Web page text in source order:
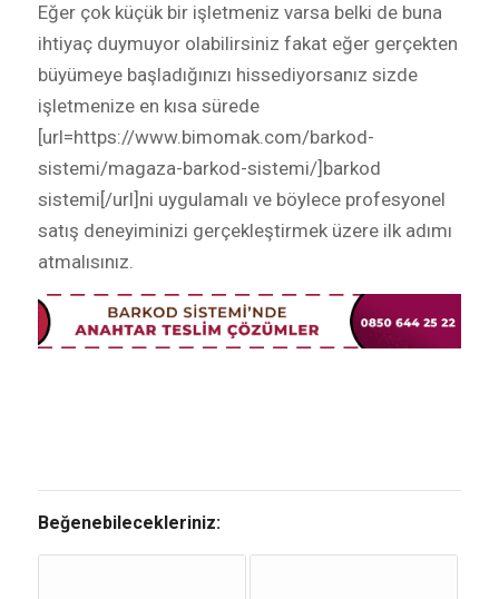
Eğer çok küçük bir işletmeniz varsa belki de buna
ihtiyaç duymuyor olabilirsiniz fakat eğer gerçekten
büyümeye başladığınızı hissediyorsanız sizde
işletmenize en kısa sürede
[url=https://www.bimomak.com/barkod-
sistemi/magaza-barkod-sistemi/]barkod
sistemi[/url]ni uygulamalı ve böylece profesyonel
satış deneyiminizi gerçekleştirmek üzere ilk adımı
atmalısınız.
Beğenebilecekleriniz: